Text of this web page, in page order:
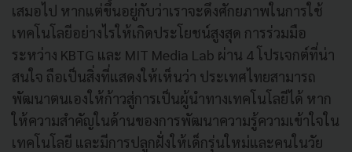
เสมอไป หากแต่ขึ้นอยู่กับว่าเราจะดึงศักยภาพในการใช้
เทคโนโลยีอย่างไรให้เกิดประโยชน์สูงสุด การร่วมมือ
ระหว่าง KBTG และ MIT Media Lab ผ่าน 4 โปรเจกต์ที่น่า
สนใจ ถือเป็นสิ่งที่แสดงให้เห็นว่า ประเทศไทยสามารถ
พัฒนาตนเองให้ก้าวสู่การเป็นผู้นำทางเทคโนโลยีได้ หาก
ให้ความสำคัญในด้านของการพัฒนาความรู้ความเข้าใจใน
เทคโนโลยี และมีการปลูกฝั่งให้เด็กรุ่นใหม่และคนในวัย